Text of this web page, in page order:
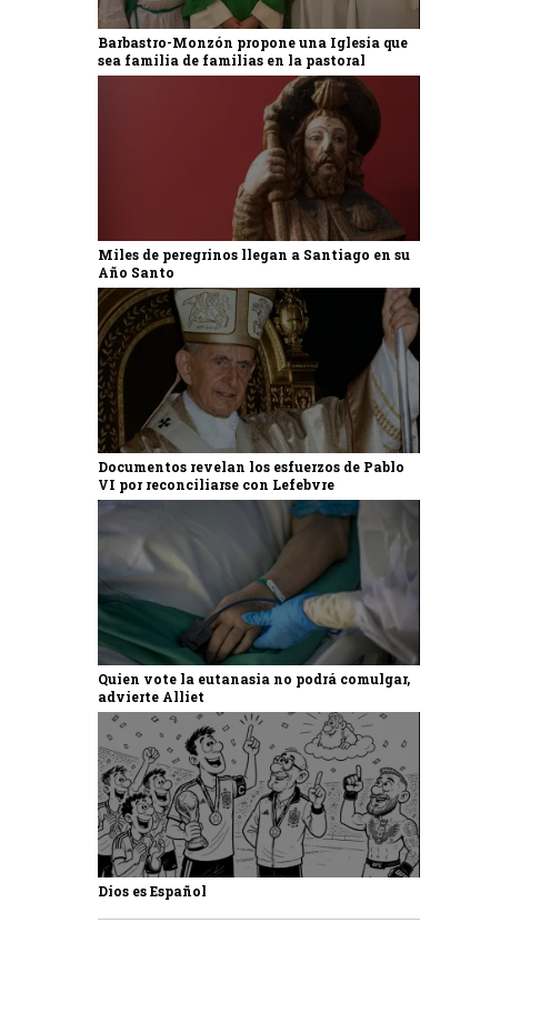
Barbastro-Monzón propone una Iglesia que
sea familia de familias en la pastoral
Miles de peregrinos llegan a Santiago en su
Año Santo
Documentos revelan los esfuerzos de Pablo
VI por reconciliarse con Lefebvre
Quien vote la eutanasia no podrá comulgar,
advierte Alliet
Dios es Español